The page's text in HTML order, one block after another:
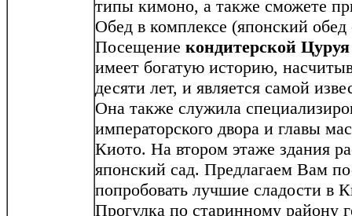
типы кимоно, а также сможете
Обед в комплексе (японский обед
Посещение кондитерской
имеет богатую историю,
десяти лет, и является самой
Она также служила
императорского двора и главы
Киото. На втором этаже здания
японский сад. Предлагаем Вам
попробовать лучшие сладости в
Прогулка по старинному району